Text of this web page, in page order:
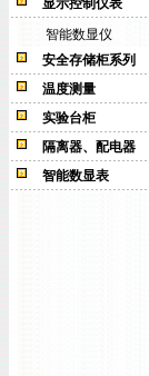
显示控制仪表
智能数显仪
安全存储柜系列
温度测量
实验台柜
隔离器、配电器
智能数显表